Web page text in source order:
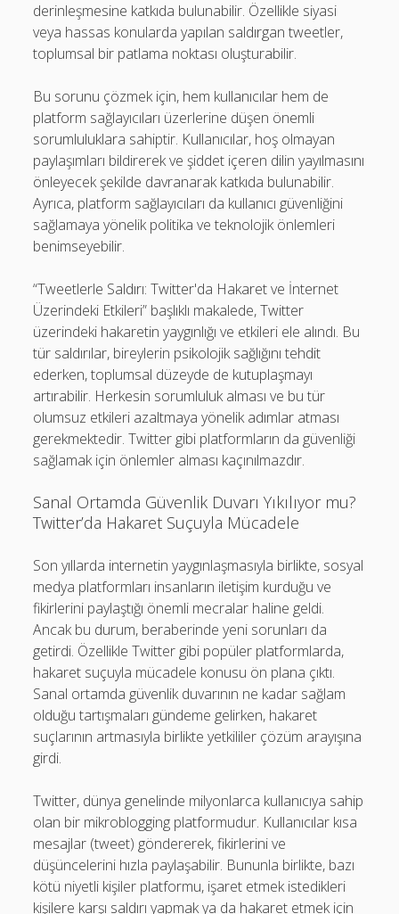
derinleşmesine katkıda bulunabilir. Özellikle siyasi
veya hassas konularda yapılan saldırgan tweetler,
toplumsal bir patlama noktası oluşturabilir.
Bu sorunu çözmek için, hem kullanıcılar hem de
platform sağlayıcıları üzerlerine düşen önemli
sorumluluklara sahiptir. Kullanıcılar, hoş olmayan
paylaşımları bildirerek ve şiddet içeren dilin yayılmasını
önleyecek şekilde davranarak katkıda bulunabilir.
Ayrıca, platform sağlayıcıları da kullanıcı güvenliğini
sağlamaya yönelik politika ve teknolojik önlemleri
benimseyebilir.
“Tweetlerle Saldırı: Twitter'da Hakaret ve İnternet
Üzerindeki Etkileri” başlıklı makalede, Twitter
üzerindeki hakaretin yaygınlığı ve etkileri ele alındı. Bu
tür saldırılar, bireylerin psikolojik sağlığını tehdit
ederken, toplumsal düzeyde de kutuplaşmayı
artırabilir. Herkesin sorumluluk alması ve bu tür
olumsuz etkileri azaltmaya yönelik adımlar atması
gerekmektedir. Twitter gibi platformların da güvenliği
sağlamak için önlemler alması kaçınılmazdır.
Sanal Ortamda Güvenlik Duvarı Yıkılıyor mu?
Twitter’da Hakaret Suçuyla Mücadele
Son yıllarda internetin yaygınlaşmasıyla birlikte, sosyal
medya platformları insanların iletişim kurduğu ve
fikirlerini paylaştığı önemli mecralar haline geldi.
Ancak bu durum, beraberinde yeni sorunları da
getirdi. Özellikle Twitter gibi popüler platformlarda,
hakaret suçuyla mücadele konusu ön plana çıktı.
Sanal ortamda güvenlik duvarının ne kadar sağlam
olduğu tartışmaları gündeme gelirken, hakaret
suçlarının artmasıyla birlikte yetkililer çözüm arayışına
girdi.
Twitter, dünya genelinde milyonlarca kullanıcıya sahip
olan bir mikroblogging platformudur. Kullanıcılar kısa
mesajlar (tweet) göndererek, fikirlerini ve
düşüncelerini hızla paylaşabilir. Bununla birlikte, bazı
kötü niyetli kişiler platformu, işaret etmek istedikleri
kişilere karşı saldırı yapmak ya da hakaret etmek için